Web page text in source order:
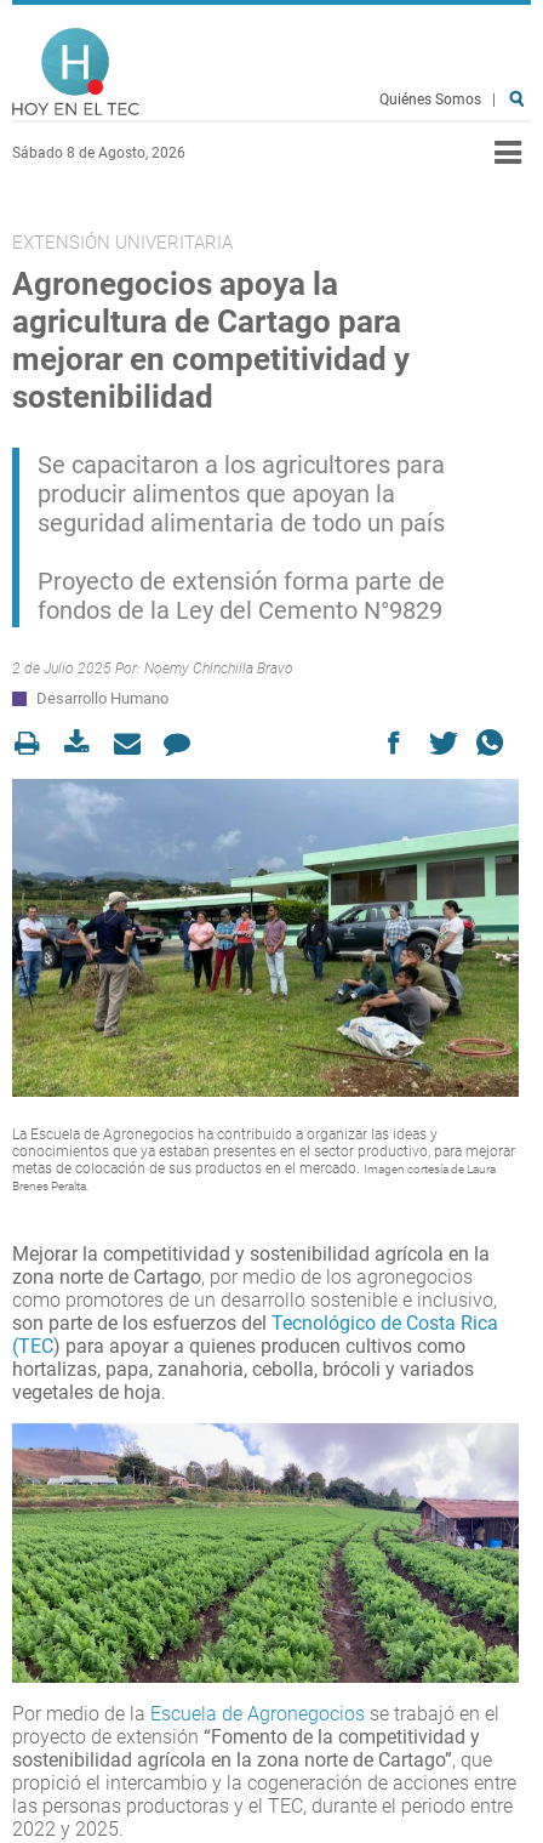
Pasar al contenido principal
Sábado 8 de Agosto, 2026
Quiénes Somos
EXTENSIÓN UNIVERITARIA
Agronegocios apoya la
agricultura de Cartago para
mejorar en competitividad y
sostenibilidad
Se capacitaron a los agricultores para
producir alimentos que apoyan la
seguridad alimentaria de todo un país
Proyecto de extensión forma parte de
fondos de la Ley del Cemento N°9829
2 de Julio 2025 Por: Noemy Chinchilla Bravo
Desarrollo Humano
La Escuela de Agronegocios ha contribuido a organizar las ideas y
conocimientos que ya estaban presentes en el sector productivo, para mejorar
metas de colocación de sus productos en el mercado. Imagen cortesía de Laura
Brenes Peralta.
Mejorar la competitividad y sostenibilidad agrícola en la
zona norte de Cartago, por medio de los agronegocios
como promotores de un desarrollo sostenible e inclusivo,
son parte de los esfuerzos del Tecnológico de Costa Rica
(TEC) para apoyar a quienes producen cultivos como
hortalizas, papa, zanahoria, cebolla, brócoli y variados
vegetales de hoja.
Por medio de la Escuela de Agronegocios se trabajó en el
proyecto de extensión “Fomento de la competitividad y
sostenibilidad agrícola en la zona norte de Cartago”, que
propició el intercambio y la cogeneración de acciones entre
las personas productoras y el TEC, durante el periodo entre
2022 y 2025.